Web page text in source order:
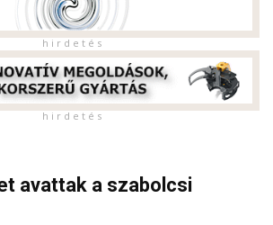
h i r d e t é s
h i r d e t é s
avattak a szabolcsi